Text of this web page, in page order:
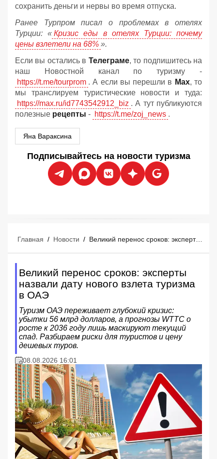
сохранить деньги и нервы во время отпуска.
Ранее Турпром писал о проблемах в отелях
Турции: « Кризис еды в отелях Турции: почему
цены взлетели на 68% ».
Если вы остались в Телеграме, то подпишитесь на
наш Новостной канал по туризму -
https://t.me/tourprom . А если вы перешли в Мах, то
мы транслируем туристические новости и туда:
https://max.ru/id7743542912_biz . А тут публикуются
полезные рецепты - https://t.me/zoj_news .
Яна Вараксина
Подписывайтесь на новости туризма
Главная / Новости / Великий перенос сроков: эксперты назвали дату нового взлета туризма в ОАЭ
Великий перенос сроков: эксперты
назвали дату нового взлета туризма
в ОАЭ
Туризм ОАЭ переживает глубокий кризис:
убытки 56 млрд долларов, а прогнозы WTTC о
росте к 2036 году лишь маскируют текущий
спад. Разбираем риски для туристов и цену
дешевых туров.
08.08.2026 16:01